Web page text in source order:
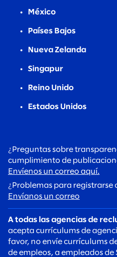
México
Países Bajos
Nueva Zelanda
Singapur
Reino Unido
Estados Unidos
¿Preguntas sobre
cumplimiento de
Envíenos un correo aquí.
¿Problemas para registrarse
Envíanos un correo
A todas las agencias de
acepta currículums de
favor, no envíe currículums
de empleos, a empleados